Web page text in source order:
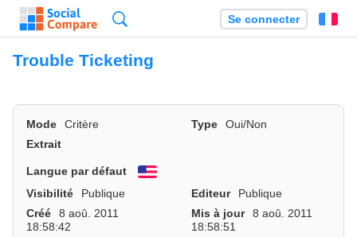
Se connecter
Trouble Ticketing
Mode Critère Type
Oui/Non
Extrait
Langue par défaut
English
Visibilité
Publique Editeur
Publique
Créé
8 aoû. 2011
18:58:42
Mis à jour
8 aoû. 2011
18:58:51